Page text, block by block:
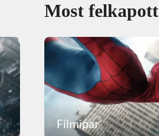
Most felkapott
Filmipar